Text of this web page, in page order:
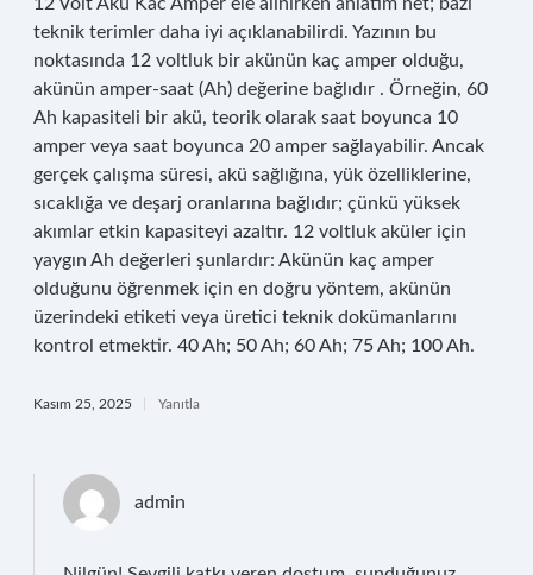
teknik terimler daha iyi açıklanabilirdi. Yazının bu
noktasında 12 voltluk bir akünün kaç amper olduğu,
akünün amper-saat (Ah) değerine bağlıdır . Örneğin, 60
Ah kapasiteli bir akü, teorik olarak saat boyunca 10
amper veya saat boyunca 20 amper sağlayabilir. Ancak
gerçek çalışma süresi, akü sağlığına, yük özelliklerine,
sıcaklığa ve deşarj oranlarına bağlıdır; çünkü yüksek
akımlar etkin kapasiteyi azaltır. 12 voltluk aküler için
yaygın Ah değerleri şunlardır: Akünün kaç amper
olduğunu öğrenmek için en doğru yöntem, akünün
üzerindeki etiketi veya üretici teknik dokümanlarını
kontrol etmektir. 40 Ah; 50 Ah; 60 Ah; 75 Ah; 100 Ah.
Kasım 25, 2025 Yanıtla
admin